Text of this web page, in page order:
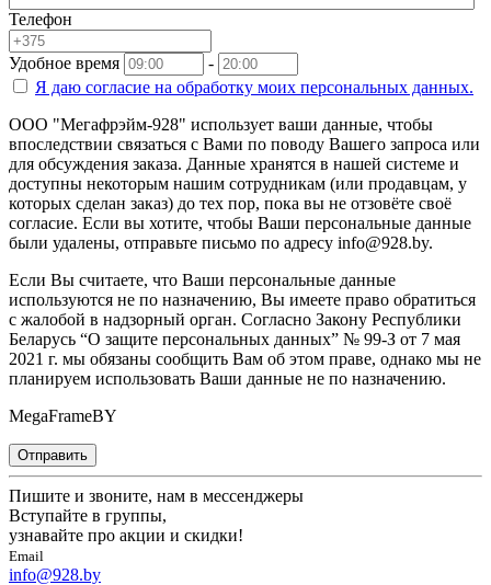
Телефон
Удобное время
-
Я даю согласие на обработку моих персональных данных.
ООО "Мегафрэйм-928" использует ваши данные, чтобы
впоследствии связаться с Вами по поводу Вашего запроса или
для обсуждения заказа. Данные хранятся в нашей системе и
доступны некоторым нашим сотрудникам (или продавцам, у
которых сделан заказ) до тех пор, пока вы не отзовёте своё
согласие. Если вы хотите, чтобы Ваши персональные данные
были удалены, отправьте письмо по адресу info@928.by.
Если Вы считаете, что Ваши персональные данные
используются не по назначению, Вы имеете право обратиться
с жалобой в надзорный орган. Согласно Закону Республики
Беларусь “О защите персональных данных” № 99-З от 7 мая
2021 г. мы обязаны сообщить Вам об этом праве, однако мы не
планируем использовать Ваши данные не по назначению.
MegaFrameBY
Отправить
Пишите и звоните, нам в мессенджеры
Вступайте в группы,
узнавайте про акции и скидки!
Email
info@928.by